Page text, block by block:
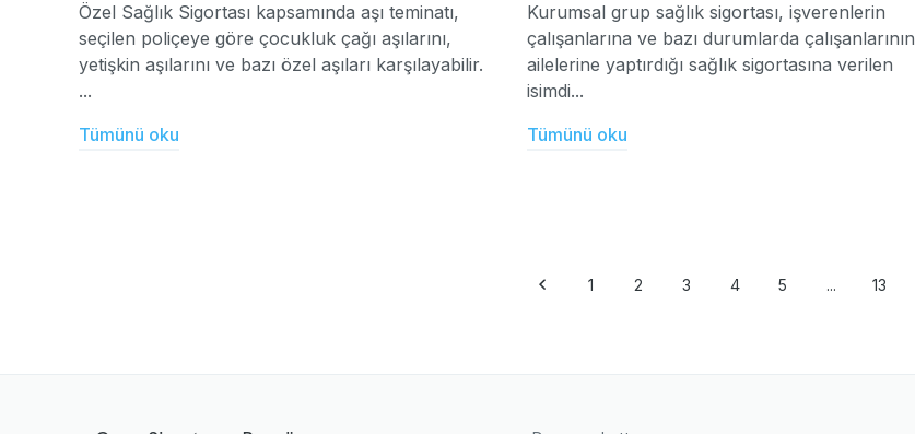
Özel Sağlık Sigortası kapsamında aşı teminatı,
seçilen poliçeye göre çocukluk çağı aşılarını,
yetişkin aşılarını ve bazı özel aşıları karşılayabilir.
...
Tümünü oku
Kurumsal grup sağlık sigortası, işverenlerin
çalışanlarına ve bazı durumlarda çalışanlarının
ailelerine yaptırdığı sağlık sigortasına verilen
isimdi...
Tümünü oku
1 2 3 4 5 ... 13